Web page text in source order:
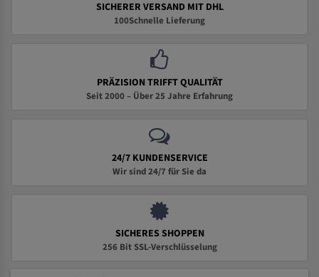
SICHERER VERSAND MIT DHL
100Schnelle Lieferung
PRÄZISION TRIFFT QUALITÄT
Seit 2000 – Über 25 Jahre Erfahrung
24/7 KUNDENSERVICE
Wir sind 24/7 für Sie da
SICHERES SHOPPEN
256 Bit SSL-Verschlüsselung